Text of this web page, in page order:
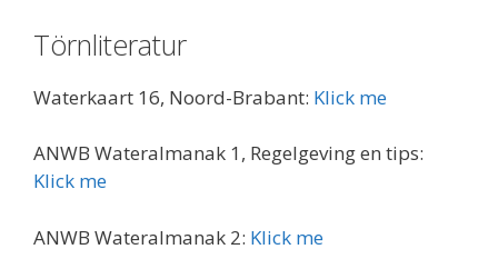
Törnliteratur
Waterkaart 16, Noord-Brabant: Klick me
ANWB Wateralmanak 1, Regelgeving en tips:
Klick me
ANWB Wateralmanak 2: Klick me